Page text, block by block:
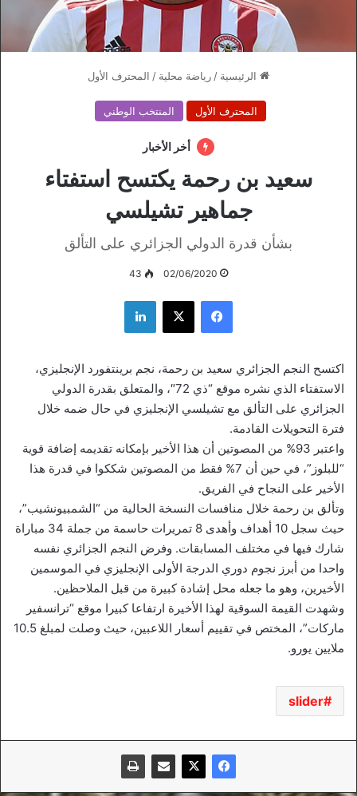
الرئيسية /رياضة محلية / المحترف الأول
المحترف الأول المنتخب الوطني
أخر الأخبار
سعيد بن رحمة يكتسح استفتاء
جماهير تشيلسي
بشأن قدرة الدولي الجزائري على التألق
02/06/2020
43
فيسبوك ‫X لينكدإن
اكتسح النجم الجزائري سعيد بن رحمة، نجم برينتفورد الإنجليزي،
الاستفتاء الذي نشره موقع “ذي 72″، والمتعلق بقدرة الدولي
الجزائري على التألق مع تشيلسي الإنجليزي في حال ضمه خلال
فترة التحويلات القادمة.
واعتبر 93% من المصوتين أن هذا الأخير بإمكانه تقديمه إضافة قوية
“للبلوز”، في حين أن 7% فقط من المصوتين شككوا في قدرة هذا
الأخير على النجاح في الفريق.
وتألق بن رحمة خلال منافسات النسخة الحالية من “الشمبيونشيب”،
حيث سجل 10 أهداف وأهدى 8 تمريرات حاسمة من جملة 34 مباراة
شارك فيها في مختلف المسابقات. وفرض النجم الجزائري نفسه
واحدا من أبرز نجوم دوري الدرجة الأولى الإنجليزي في الموسمين
الأخيرين، وهو ما جعله محل إشادة كبيرة من قبل الملاحظين.
وشهدت القيمة السوقية لهذا الأخيرة ارتفاعا كبيرا موقع “ترانسفير
ماركات”، المختص في تقييم أسعار اللاعبين، حيث وصلت لمبلغ 10.5
ملايين يورو.
slider